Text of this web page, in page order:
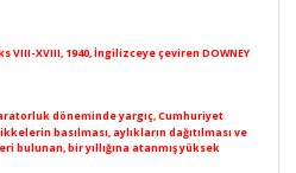
VIII-XVIII, 1940, İngilizceye çeviren DOWNEY
döneminde yargıç, Cumhuriyet
basılması, aylıkların dağıtılması ve
bir yıllığına atanmış yüksek